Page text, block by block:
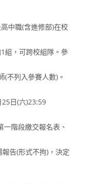
中職(含進修部)在校
組，可跨校組隊。參
(不列入參賽人數)。
日(六)23:59
階段繳交報名表、
告(形式不拘)，決定